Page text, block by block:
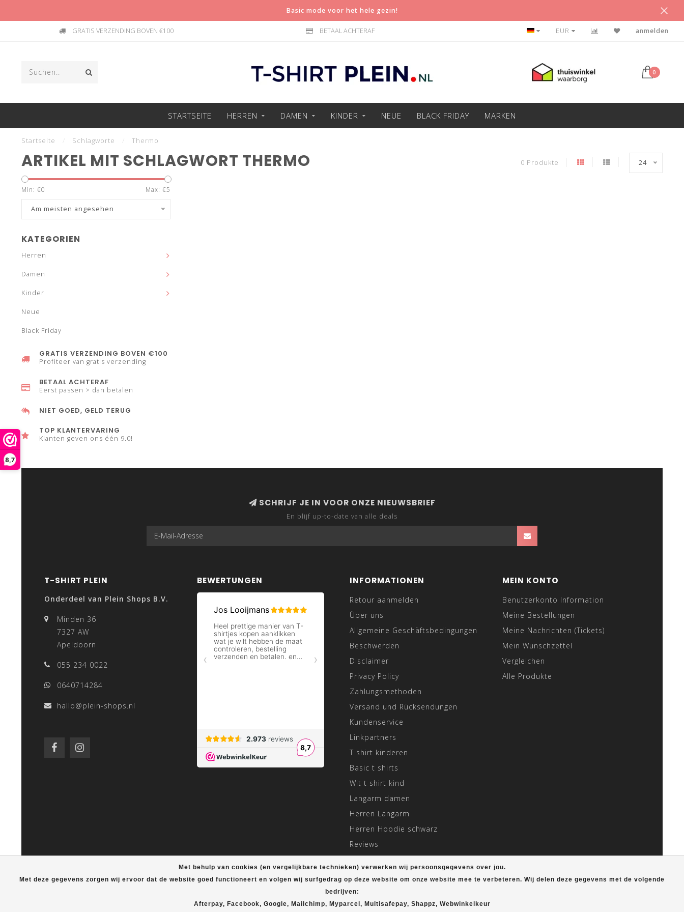
8,7
Basic mode voor het hele gezin!
GRATIS VERZENDING BOVEN €100 BETAAL ACHTERAF EUR anmelden
0
STARTSEITE HERREN DAMEN KINDER NEUE BLACK FRIDAY MARKEN
Startseite Schlagworte Thermo
ARTIKEL MIT SCHLAGWORT THERMO 0 Produkte 24
Min: €0 Max: €5
Am meisten angesehen
KATEGORIEN
Herren
Damen
Kinder
Neue
Black Friday
GRATIS VERZENDING BOVEN €100
Profiteer van gratis verzending
BETAAL ACHTERAF
Eerst passen > dan betalen
NIET GOED, GELD TERUG
TOP KLANTERVARING
Klanten geven ons één 9.0!
Met behulp van cookies (en vergelijkbare technieken) verwerken wij persoonsgegevens over jou.
Met deze gegevens zorgen wij ervoor dat de website goed functioneert en volgen wij surfgedrag op deze website om onze website mee te verbeteren. Wij delen deze gegevens met de volgende
bedrijven:
Afterpay, Facebook, Google, Mailchimp, Myparcel, Multisafepay, Shappz, Webwinkelkeur
SCHRIJF JE IN VOOR ONZE NIEUWSBRIEF
En blijf up-to-date van alle deals
T-SHIRT PLEIN
Onderdeel van Plein Shops B.V.
Minden 36
7327 AW
Apeldoorn
055 234 0022
0640714284
hallo@plein-shops.nl
BEWERTUNGEN INFORMATIONEN
Retour aanmelden
Über uns
Allgemeine Geschäftsbedingungen
Beschwerden
Disclaimer
Privacy Policy
Zahlungsmethoden
Versand und Rücksendungen
Kundenservice
Linkpartners
T shirt kinderen
Basic t shirts
Wit t shirt kind
Langarm damen
Herren Langarm
Herren Hoodie schwarz
Reviews
Angepasste Öffnungszeiten
MEIN KONTO
Benutzerkonto Information
Meine Bestellungen
Meine Nachrichten (Tickets)
Mein Wunschzettel
Vergleichen
Alle Produkte
© Copyright 2026 T-shirt Plein